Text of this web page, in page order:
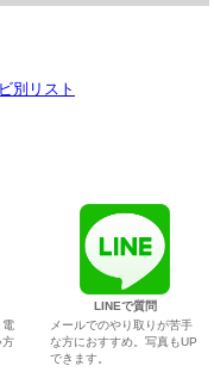
別リスト
電
方
LINEで質問
メールでのやり取りが苦手
な方におすすめ。写真もUP
できます。